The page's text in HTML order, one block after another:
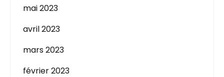
mai 2023
avril 2023
mars 2023
février 2023